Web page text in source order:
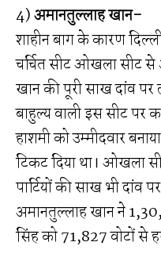
4)अमानतुल्लाह खान-
शाहीन बाग के कारण
चर्चित सीट ओखला सीट
खान की पूरी साख दांव पर
बाहुल्य वाली इस सीट पर
हाशमी को उम्मीदवार
टिकट दिया था। ओखला
पार्टियों की साख भी दांव
अमानतुल्लाह खान ने
सिंह को 71,827 वोटों से